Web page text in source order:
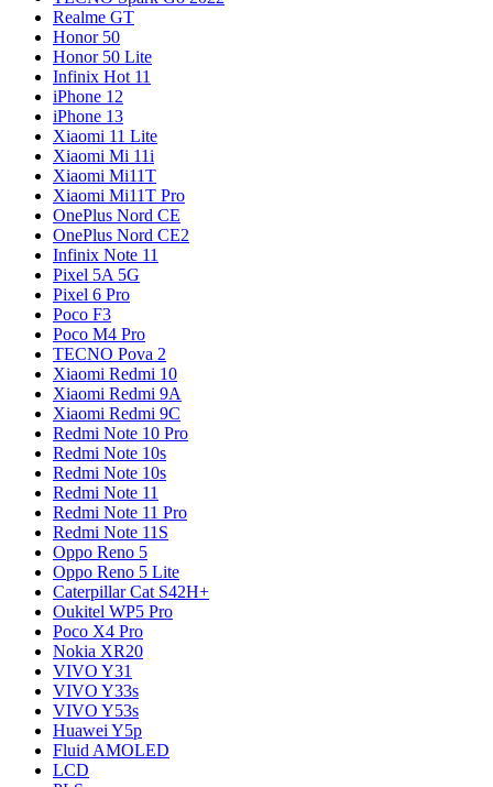
Realme GT
Honor 50
Honor 50 Lite
Infinix Hot 11
iPhone 12
iPhone 13
Xiaomi 11 Lite
Xiaomi Mi 11i
Xiaomi Mi11T
Xiaomi Mi11T Pro
OnePlus Nord CE
OnePlus Nord CE2
Infinix Note 11
Pixel 5A 5G
Pixel 6 Pro
Poco F3
Poco M4 Pro
TECNO Pova 2
Xiaomi Redmi 10
Xiaomi Redmi 9A
Xiaomi Redmi 9C
Redmi Note 10 Pro
Redmi Note 10s
Redmi Note 10s
Redmi Note 11
Redmi Note 11 Pro
Redmi Note 11S
Oppo Reno 5
Oppo Reno 5 Lite
Caterpillar Cat S42H+
Oukitel WP5 Pro
Poco X4 Pro
Nokia XR20
VIVO Y31
VIVO Y33s
VIVO Y53s
Huawei Y5p
Fluid AMOLED
LCD